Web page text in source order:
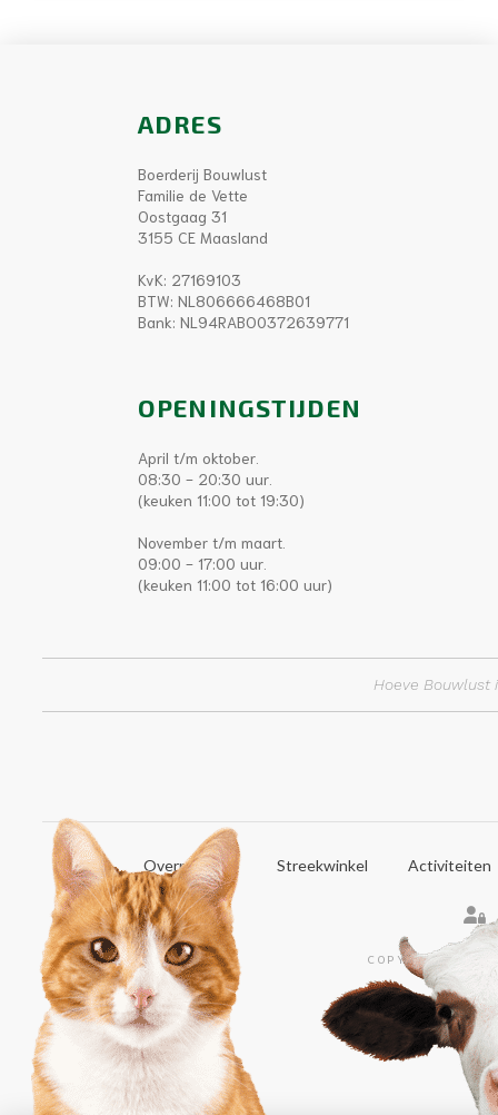
ADRES
Boerderij Bouwlust
Familie de Vette
Oostgaag 31
3155 CE Maasland
KvK: 27169103
BTW: NL806666468B01
Bank: NL94RABO0372639771
OPENINGSTIJDEN
April t/m oktober.
08:30 - 20:30 uur.
(keuken 11:00 tot 19:30)
November t/m maart.
09:00 - 17:00 uur.
(keuken 11:00 tot 16:00 uur)
Hoeve Bouwlust
Home Overnachten Streekwinkel Activiteiten
COPYRIGHT ©